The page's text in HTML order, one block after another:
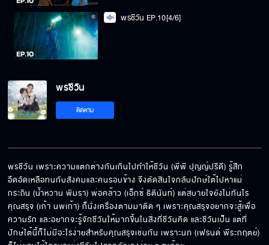
พรชีวัน EP.10[4/6]
พรชีวัน
ติดตาม
พรชีวัน เพราะความแตกต่างกันเกินไปทำให้ชีวัน (พีพี ปุญญ์ปรีดี) รู้สึก
อึดอัดเหลือทนกับสังคมและคนรอบข้าง จึงตัดสินใจกลับปักษ์ใต้ไปหาแม่
กระถิน (น้ำหวาน พิมรา) พ่อคล้าว (เอ็กซ์ ธิตินันท์) แต่สบายใจยังไม่ทันไร
คุณสรุจ (เก้า นพเก้า) ก็นั่งเครื่องตามมาติด ๆ เพราะคุณสรุจอยากจะสู้เพื่อ
ความรัก และอยากจะรู้จักชีวันให้มากขึ้นในสิ่งที่ชีวันคิด และชีวันเป็น แต่ที่
ปักษ์ใต้นี้ก็ไม่มีอะไรง่ายสำหรับคุณสรุจเช่นกัน เพราะนภ (เฟรนด์ พีระกฤตย์)